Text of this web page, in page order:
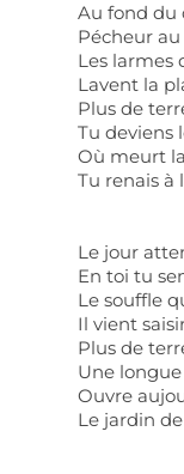
Au fond du
Pécheur
Les
Lavent la
Plus de
Tu deviens
Où meurt
Tu renais à
Le jour
En toi tu
Le souffle
Il vient
Plus de
Une
Ouvre
Le jardin